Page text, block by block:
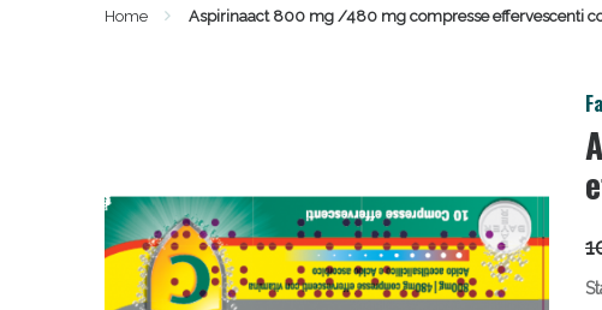
Home Aspirinaact 800 mg /480 mg compresse effervescenti